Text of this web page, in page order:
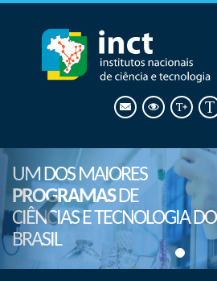
UM DOS MAIORES
PROGRAMASDE
CIÊNCIAS E TECNOLOGIA DO
BRASIL